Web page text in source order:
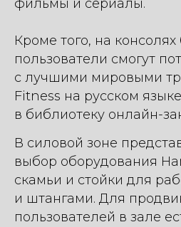
фильмы и сериалы.
Кроме того, на
пользователи смогут
с лучшими мировыми
Fitness на русском
в библиотеку онлайн-
В силовой зоне
выбор оборудования
скамьи и стойки для
и штангами. Для
пользователей в зале